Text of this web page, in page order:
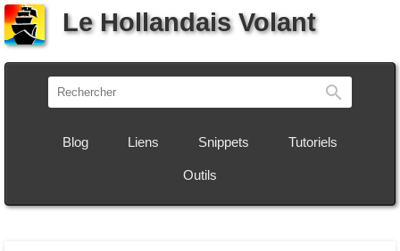
Le Hollandais Volant
Blog Liens Snippets Tutoriels
Outils